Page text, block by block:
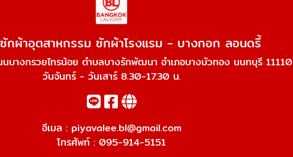
ซักผ้าอุตสาหกรรม ซักผ้าโรงแรม - บางกอก ลอนดรี้
บางกรวยไทรน้อย ตำบลบางรักพัฒนา อำเภอบางบัวทอง นนทบุรี 11110
วันจันทร์ - วันเสาร์ 8.30-17.30 น.
อีเมล : piyavalee.bl@gmail.com
โทรศัพท์ : 095-914-5151